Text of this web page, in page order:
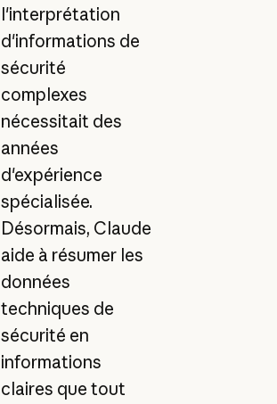
l'interprétation
d'informations de
sécurité
complexes
nécessitait des
années
d'expérience
spécialisée.
Désormais, Claude
aide à résumer les
données
techniques de
sécurité en
informations
claires que tout